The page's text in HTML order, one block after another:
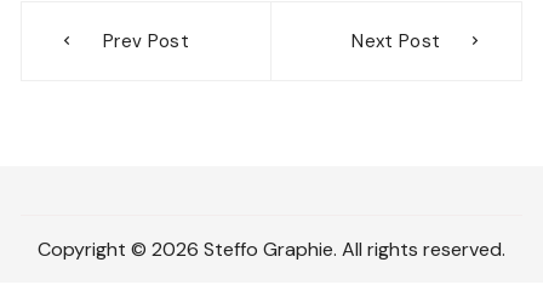
Prev Post Next Post
Copyright © 2026 Steffo Graphie. All rights reserved.